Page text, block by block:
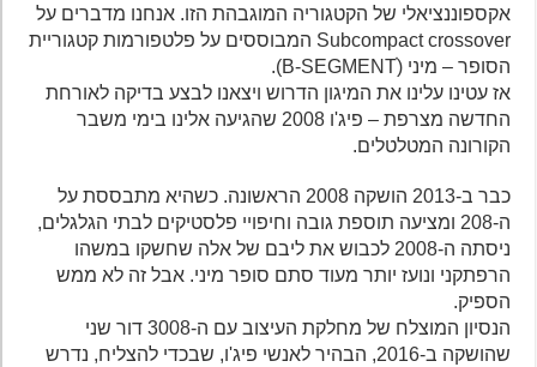
אקספוננציאלי של הקטגוריה המוגבהת הזו. אנחנו מדברים על
Subcompact crossover המבוססים על פלטפורמות קטגוריית
הסופר – מיני (B-SEGMENTׂׂ).
אז עטינו עלינו את המיגון הדרוש ויצאנו לבצע בדיקה לאורחת
החדשה מצרפת – פיג'ו 2008 שהגיעה אלינו בימי משבר
הקורונה המטלטלים.
כבר ב-2013 הושקה 2008 הראשונה. כשהיא מתבססת על
ה-208 ומציעה תוספת גובה וחיפויי פלסטיקים לבתי הגלגלים,
ניסתה ה-2008 לכבוש את ליבם של אלה שחשקו במשהו
הרפתקני ונועז יותר מעוד סתם סופר מיני. אבל זה לא ממש
הספיק.
הנסיון המוצלח של מחלקת העיצוב עם ה-3008 דור שני
שהושקה ב-2016, הבהיר לאנשי פיג'ו, שבכדי להצליח, נדרש